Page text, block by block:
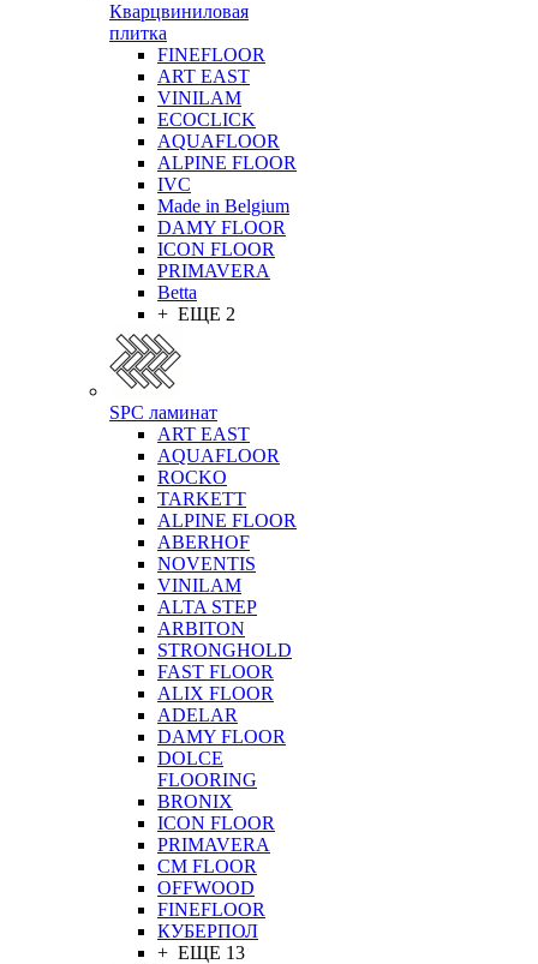
Кварцвиниловая
плитка
FINEFLOOR
ART EAST
VINILAM
ECOCLICK
AQUAFLOOR
ALPINE FLOOR
IVC
Made in Belgium
DAMY FLOOR
ICON FLOOR
PRIMAVERA
Betta
+ ЕЩЕ 2
SPC ламинат
ART EAST
AQUAFLOOR
ROCKO
TARKETT
ALPINE FLOOR
ABERHOF
NOVENTIS
VINILAM
ALTA STEP
ARBITON
STRONGHOLD
FAST FLOOR
ALIX FLOOR
ADELAR
DAMY FLOOR
DOLCE
FLOORING
BRONIX
ICON FLOOR
PRIMAVERA
CM FLOOR
OFFWOOD
FINEFLOOR
КУБЕРПОЛ
+ ЕЩЕ 13